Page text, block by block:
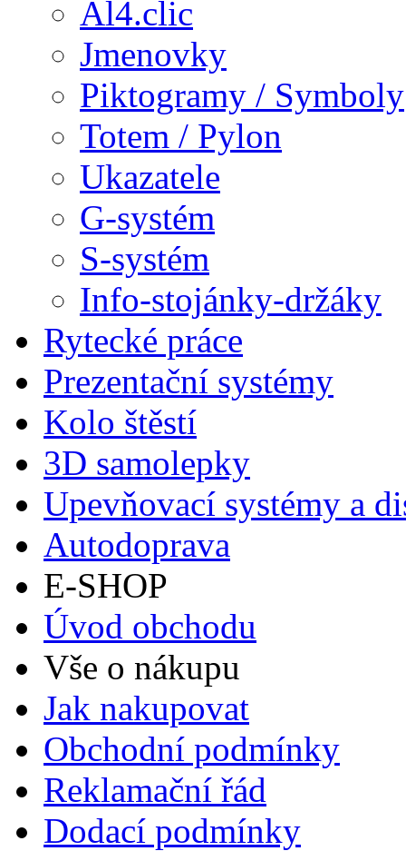
Al4.clic
Jmenovky
Piktogramy / Symboly
Totem / Pylon
Ukazatele
G-systém
S-systém
Info-stojánky-držáky
Rytecké práce
Prezentační systémy
Kolo štěstí
3D samolepky
Upevňovací systémy a
Autodoprava
E-SHOP
Úvod obchodu
Vše o nákupu
Jak nakupovat
Obchodní podmínky
Reklamační řád
Dodací podmínky